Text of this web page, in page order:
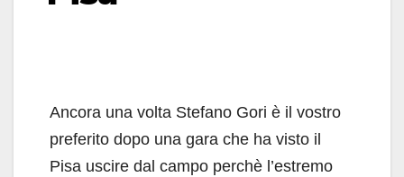
Ancora una volta Stefano Gori è il vostro
preferito dopo una gara che ha visto il
Pisa uscire dal campo perchè l’estremo